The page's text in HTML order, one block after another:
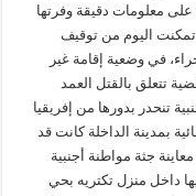
على معلومات دقيقة وفرتها
تمكنت اليوم من توقيف
في وضعية إقامة غير
تتعلق بالقتل العمد
تنحدر بدورها من إفريقيا
بمدينة الداخلة كانت قد
معاينة جثة مواطنة أجنبية
داخل منزل تكتريه بحي